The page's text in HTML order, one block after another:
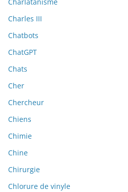
Charles III
Chatbots
ChatGPT
Chats
Cher
Chercheur
Chiens
Chimie
Chine
Chirurgie
Chlorure de vinyle